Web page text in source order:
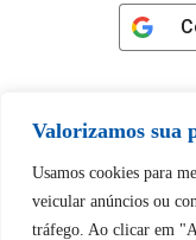
Valorizamos sua
Usamos cookies para
veicular anúncios ou
tráfego. Ao clicar em
Tem